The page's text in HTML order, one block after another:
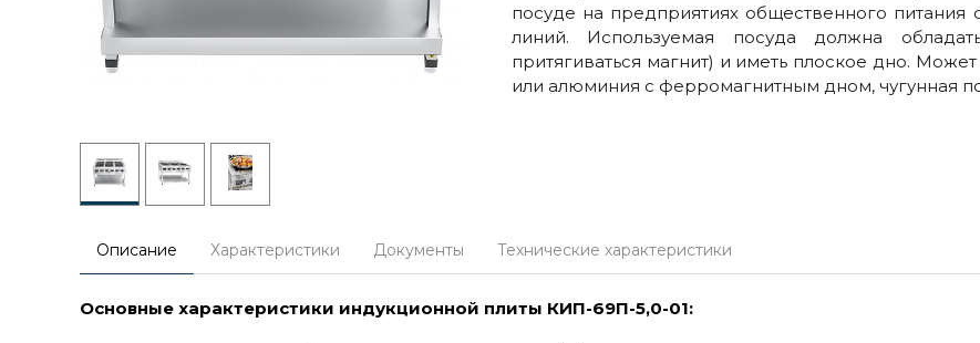
посуде на предприятиях общественного питания
линий. Используемая посуда должна
притягиваться магнит) и иметь плоское дно.
или алюминия с ферромагнитным дном, чугунная
Описание Характеристики Документы Технические характеристики
Основные характеристики индукционной плиты КИП-69П-5,0-01: